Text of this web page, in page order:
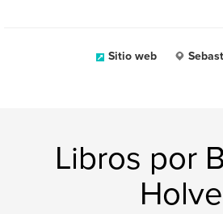
Sitio web
Libros por
Holve